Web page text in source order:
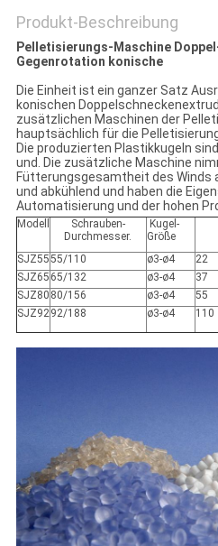
Produkt-Beschreibung
Pelletisierungs-Maschine
Gegenrotation konische
Die Einheit ist ein ganzer Satz
konischen
zusätzlichen Maschinen der
hauptsächlich für die
Die produzierten Plastikkugeln
und. Die zusätzliche Maschine
Fütterungsgesamtheit des Winds
und abkühlend und haben die
Automatisierung und der hohen
Modell
Schrauben-
Durchmesser.
Kugel-
Größe
SJZ5555/110 ø3-ø4 22
SJZ65 65/132 ø3-ø4 37
SJZ80 80/156 ø3-ø4 55
SJZ9292/188 ø3-ø4 110